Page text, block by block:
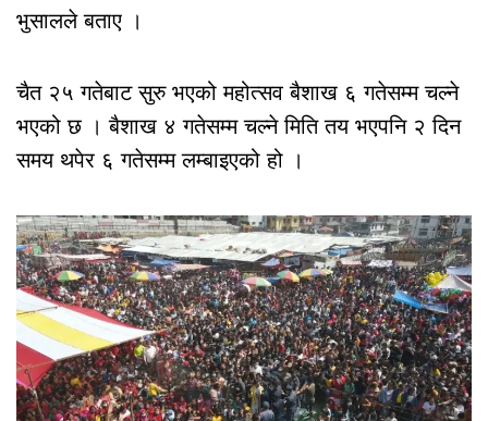
भुसालले बताए ।
चैत २५ गतेबाट सुरु भएको महोत्सव बैशाख ६ गतेसम्म चल्ने
भएको छ । बैशाख ४ गतेसम्म चल्ने मिति तय भएपनि २ दिन
समय थपेर ६ गतेसम्म लम्बाइएको हो ।